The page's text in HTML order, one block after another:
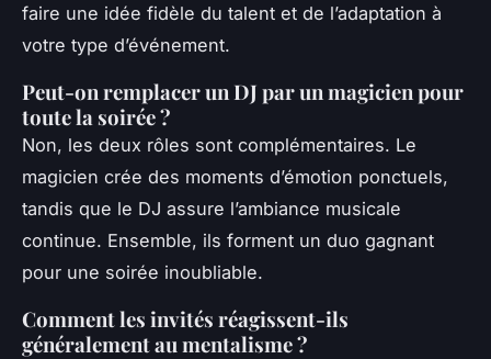
faire une idée fidèle du talent et de l’adaptation à
votre type d’événement.
Peut-on remplacer un DJ par un magicien pour
toute la soirée ?
Non, les deux rôles sont complémentaires. Le
magicien crée des moments d’émotion ponctuels,
tandis que le DJ assure l’ambiance musicale
continue. Ensemble, ils forment un duo gagnant
pour une soirée inoubliable.
Comment les invités réagissent-ils
généralement au mentalisme ?